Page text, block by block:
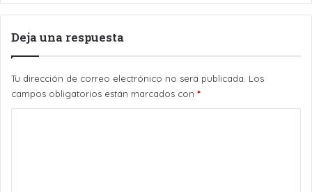
Deja una respuesta
Tu dirección de correo electrónico no será publicada. Los
campos obligatorios están marcados con *